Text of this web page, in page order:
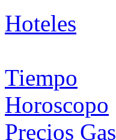
Hoteles
Tiempo
Horoscopo
Precios Gas